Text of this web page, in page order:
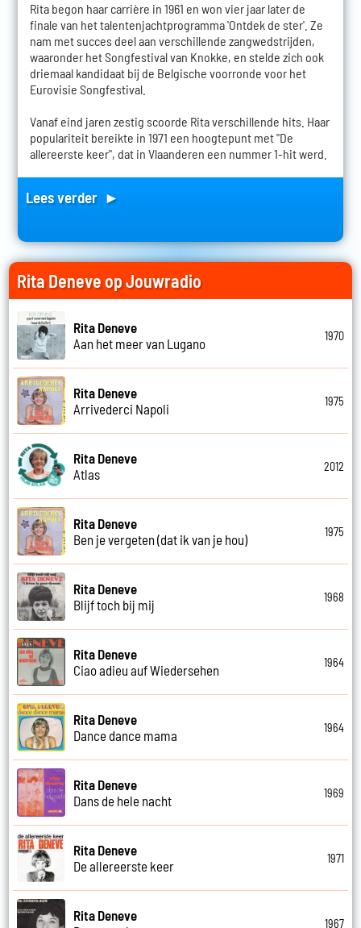
Rita begon haar carrière in 1961 en won vier jaar later de
finale van het talentenjachtprogramma 'Ontdek de ster'. Ze
nam met succes deel aan verschillende zangwedstrijden,
waaronder het Songfestival van Knokke, en stelde zich ook
driemaal kandidaat bij de Belgische voorronde voor het
Eurovisie Songfestival.
Vanaf eind jaren zestig scoorde Rita verschillende hits. Haar
populariteit bereikte in 1971 een hoogtepunt met "De
allereerste keer", dat in Vlaanderen een nummer 1-hit werd.
Lees verder ►
Rita Deneve op Jouwradio
Rita Deneve
Aan het meer van Lugano
1970
Rita Deneve
Arrivederci Napoli
1975
Rita Deneve
Atlas
2012
Rita Deneve
Ben je vergeten (dat ik van je hou)
1975
Rita Deneve
Blijf toch bij mij
1968
Rita Deneve
Ciao adieu auf Wiedersehen
1964
Rita Deneve
Dance dance mama
1964
Rita Deneve
Dans de hele nacht
1969
Rita Deneve
De allereerste keer
1971
Rita Deneve
1967